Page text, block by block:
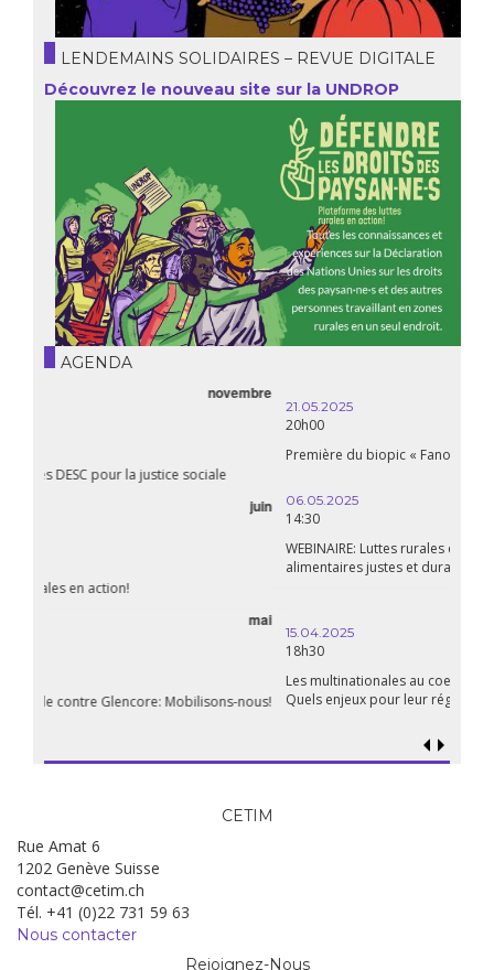
LENDEMAINS SOLIDAIRES – REVUE DIGITALE
Découvrez le nouveau site sur la UNDROP
AGENDA
WEBINAIRE: Luttes rurales en action. Pour des systèmes
Les multinationales au coeur d’un nouvel âge de l’impérialisme.
Quels enjeux pour leur régulation ?
CETIM
Rue Amat 6
1202 Genève Suisse
contact@cetim.ch
Tél. +41 (0)22 731 59 63
Nous contacter
Rejoignez-Nous